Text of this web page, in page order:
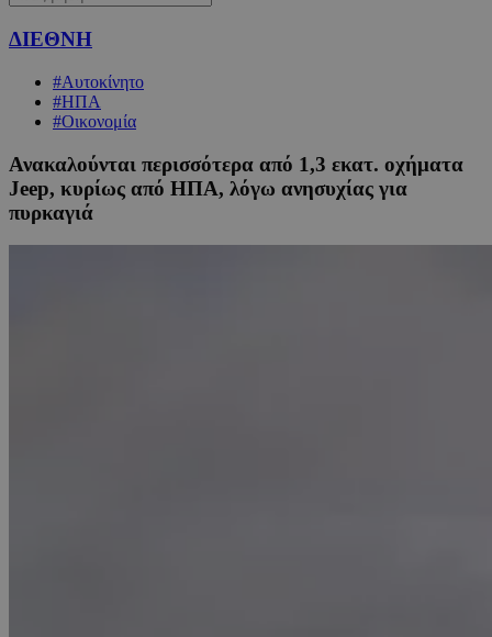
ΔΙΕΘΝΗ
#Αυτοκίνητο
#ΗΠΑ
#Οικονομία
Ανακαλούνται περισσότερα από 1,3 εκατ. οχήματα
Jeep, κυρίως από ΗΠΑ, λόγω ανησυχίας για
πυρκαγιά